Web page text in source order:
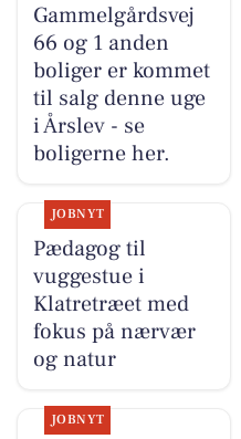
Gammelgårdsvej
66 og 1 anden
boliger er kommet
til salg denne uge
i Årslev - se
boligerne her.
JOBNYT
Pædagog til
vuggestue i
Klatretræet med
fokus på nærvær
og natur
JOBNYT